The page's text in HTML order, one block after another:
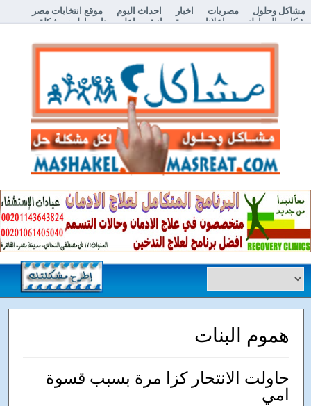
مشاكل وحلول مصريات اخبار احداث اليوم
موقع انتخابات مصر
شكاوي المواطنين
اعلانات مبوبة مجانية اعلن معنا إطرح مشكلة
هموم البنات
حاولت الانتحار كزا مرة بسبب قسوة
امي